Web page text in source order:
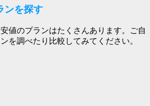
ンを探す
値のプランはたくさんあります。ご自
を調べたり比較してみてください。